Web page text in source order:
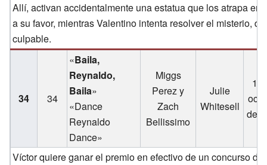
Allí, activan accidentalmente una estatua que los atrapa
a su favor, mientras Valentino intenta resolver el misterio,
culpable.
34 34
«Baila,
Reynaldo,
Baila»
«Dance
Reynaldo
Dance»
Miggs
Perez y
Zach
Bellissimo
Julie
Whitesell
12
de
Víctor quiere ganar el premio en efectivo de un concurso